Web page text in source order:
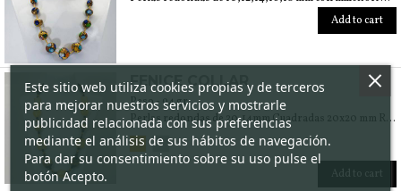
Add to cart
FENICE COLLAR
Peso - 94 gr.
Perlas redondas de 20,14mm Cuadradas 20x20 mm Rectángulos 25x15mm Corazones 19mm Aplastadas 25x20 Piedras 19x14mm
Add to cart
Este sitio web utiliza cookies propias y de terceros
para mejorar nuestros servicios y mostrarle
publicidad relacionada con sus preferencias
mediante el análisis de sus hábitos de navegación.
Para dar su consentimiento sobre su uso pulse el
botón Acepto.